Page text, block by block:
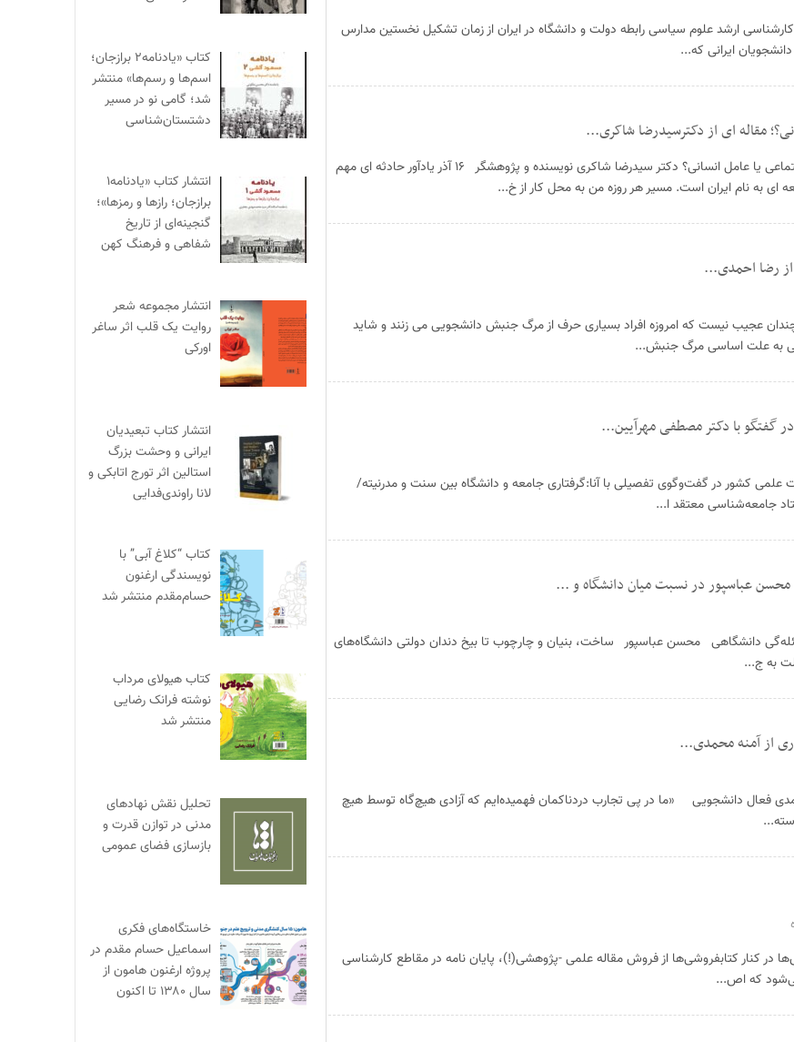
ارشد علوم سیاسی رابطه دولت و دانشگاه در ایران از زمان تشکیل نخستین مدارس
ایرانی که...
مقاله ای از دکترسیدرضا شاکری...
دانشجو؛ پدیده اجتماعی یا عامل انسانی؟ دکتر سیدرضا شاکری نویسنده و پژوهشگر ۱۶ آذر یادآور حادثه ای مهم
ای به نام ایران است. مسیر هر روزه من به محل کار از خ...
از رضا احمدی...
عجیب نیست که امروزه افراد بسیاری حرف از مرگ جنبش دانشجویی می زنند و شاید
به علت اساسی مرگ جنبش...
در گفتگو با دکتر مصطفی مهرآیین...
کشور در گفت‌وگوی تفصیلی با آنا:گرفتاری جامعه و دانشگاه بین سنت و مدرنیته/
جامعه‌شناسی معتقد ا...
عباسپور در نسبت میان دانشگاه و ...
دانشگاهی محسن عباسپور ساخت، بنیان و چارچوب تا بیخ دندان دولتی دانشگاه‌های
به ج...
از آمنه محمدی...
فعال دانشجویی «ما در پی تجارب دردناکمان فهمیده‌ایم که آزادی هیچ‌گاه توسط هیچ
کنار کتابفروشی‌ها از فروش مقاله علمی -پژوهشی(!)، پایان نامه در مقاطع کارشناسی
که اص...
کتاب «یادنامه۲ برازجان؛
اسم‌ها و رسم‌ها» منتشر
شد؛ گامی نو در مسیر
دشتستان‌شناسی
انتشار کتاب «یادنامه۱
برازجان؛ رازها و رمزها»؛
گنجینه‌ای از تاریخ
شفاهی و فرهنگ کهن
انتشار مجموعه شعر
روایت یک قلب اثر ساغر
اورکی
انتشار کتاب تبعیدیان
ایرانی و وحشت بزرگ
استالین اثر تورج اتابکی و
لانا راوندی‌فدایی
کتاب “کلاغ آبی” با
نویسندگی ارغنون
حسام‌مقدم منتشر شد
کتاب هیولای مرداب
نوشته فرانک رضایی
منتشر شد
تحلیل نقش نهادهای
مدنی در توازن قدرت و
بازسازی فضای عمومی
خاستگاه‌های فکری
اسماعیل حسام مقدم در
پروژه ارغنون هامون از
سال ۱۳۸۰ تا اکنون